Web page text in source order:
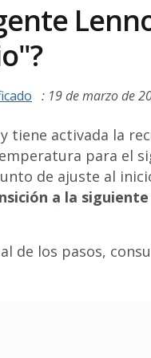
: 19 de marzo de
activada la
para el
de ajuste al
a la
de los pasos,